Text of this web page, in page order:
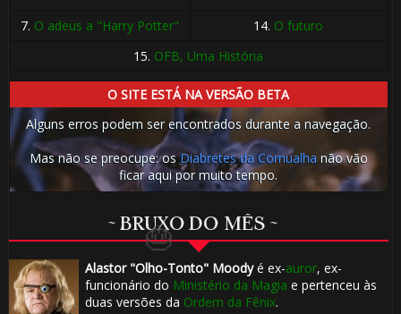
7. O adeus a "Harry Potter" 14. O futuro
15. OFB, Uma História
O SITE ESTÁ NA VERSÃO BETA
Alguns erros podem ser encontrados durante a navegação.
Mas não se preocupe: osDiabretes da Cornualha não vão
ficar aqui por muito tempo.
~ BRUXO DO MÊS ~
Alastor "Olho-Tonto" Moodyé ex-auror, ex-
funcionário do Ministério da Magia e pertenceu às
duas versões da Ordem da Fênix.
⚡